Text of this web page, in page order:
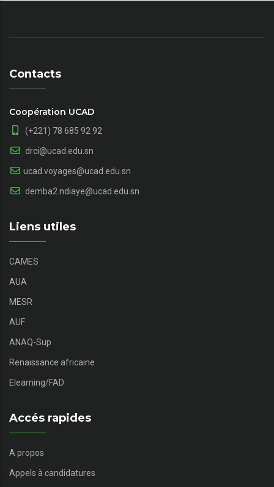
Contacts
Coopération UCAD
(+221) 78 685 92 92
drci@ucad.edu.sn
ucad.voyages@ucad.edu.sn
demba2.ndiaye@ucad.edu.sn
Liens utiles
CAMES
AUA
MESR
AUF
ANAQ-Sup
Renaissance africaine
Elearning/FAD
Accés rapides
A propos
Appels à candidatures